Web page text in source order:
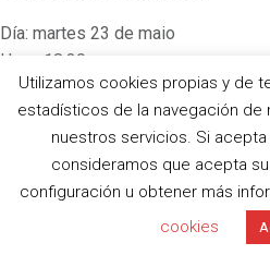
Día: martes 23 de maio
Hora: 18:30
Formación online: Zoom (en
formación por correo electrónico)
Agardamos a vosa resposta e
Inscricións ao correo a
teléfono 986281960 (horario de
Utilizamos cookies propias y de
estadísticos de la navegación de
nuestros servicios. Si
consideramos que acepta
configuración u obtener más
cookies